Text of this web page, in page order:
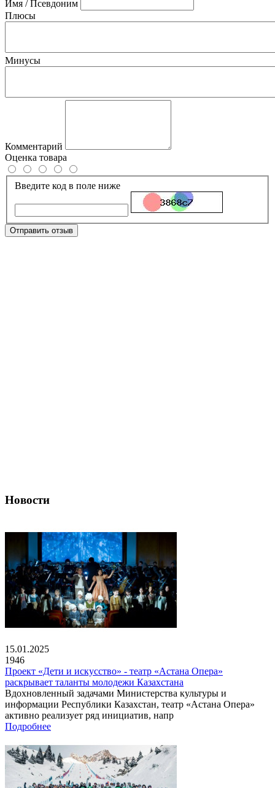
Имя / Псевдоним
Плюсы
Минусы
Комментарий
Оценка товара
Введите код в поле ниже
Отправить отзыв
Новости
15.01.2025
1946
Проект «Дети и искусство» - театр «Астана Опера»
раскрывает таланты молодежи Казахстана
Вдохновленный задачами Министерства культуры и
информации Республики Казахстан, театр «Астана Опера»
активно реализует ряд инициатив, напр
Подробнее